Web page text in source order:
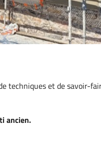
techniques et de savoir-
ancien.